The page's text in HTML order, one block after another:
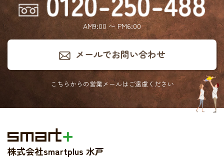
AM9:00 〜 PM6:00
メールでお問い合わせ
こちらからの営業メールはご遠慮ください
株式会社smartplus 水戸